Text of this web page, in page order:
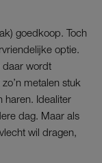
goedkoop. Toch
optie.
daar wordt
metalen stuk
haren. Idealiter
dag. Maar als
wil dragen,